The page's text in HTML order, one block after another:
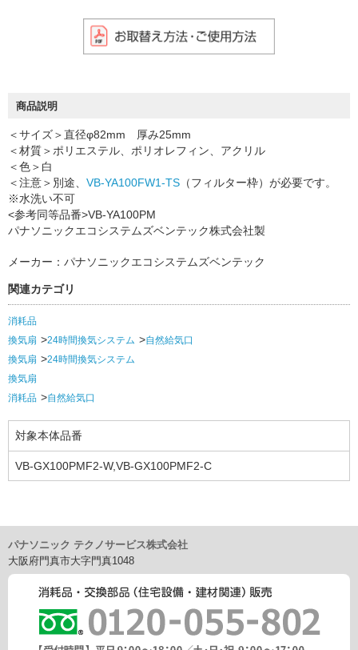
商品説明
＜サイズ＞直径φ82mm 厚み25mm
＜材質＞ポリエステル、ポリオレフィン、アクリル
＜色＞白
＜注意＞別途、 VB-YA100FW1-TS （フィルター枠）が必要です。
※水洗い不可
<参考同等品番>VB-YA100PM
パナソニックエコシステムズベンテック株式会社製
メーカー：パナソニックエコシステムズベンテック
関連カテゴリ
消耗品
換気扇
24時間換気システム
自然給気口
換気扇
24時間換気システム
換気扇
消耗品
自然給気口
対象本体品番
VB-GX100PMF2-W,VB-GX100PMF2-C
パナソニック テクノサービス株式会社
大阪府門真市大字門真1048